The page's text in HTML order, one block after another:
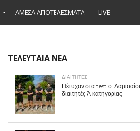
ΑΜΕΣΑ ΑΠΟΤΕΛΕΣΜΑΤΑ LIVE
ΤΕΛΕΥΤΑΙΑ ΝΕΑ
ΔΙΑΙΤΗΤΕΣ
Πέτυχαν στα test οι Λαρισαίοι
διαιτητές Ά κατηγορίας